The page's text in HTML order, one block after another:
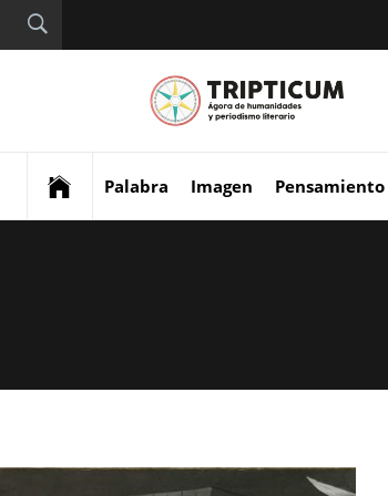
Palabra Imagen Pensamiento